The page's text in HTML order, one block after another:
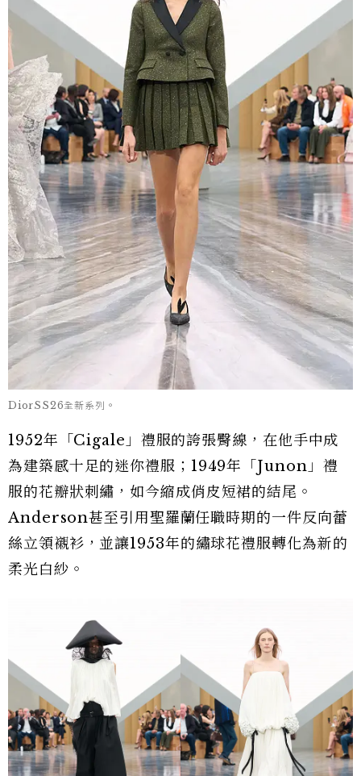
DiorSS26全新系列。
1952年「Cigale」禮服的誇張臀線，在他手中成
為建築感十足的迷你禮服；1949年「Junon」禮
服的花瓣狀刺繡，如今縮成俏皮短裙的結尾。
Anderson甚至引用聖羅蘭任職時期的一件反向蕾
絲立領襯衫，並讓1953年的繡球花禮服轉化為新的
柔光白紗。